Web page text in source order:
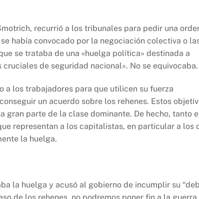
recurrió a los tribunales para pedir una
había convocado por la negociación colectiva o
se trataba de una «huelga política» destinada a
de seguridad nacional». No se equivocaba.
a los trabajadores para que utilicen su fuerza
un acuerdo sobre los rehenes. Estos
gran parte de la clase dominante. De hecho, tanto
representan a los capitalistas, en particular a los
la huelga.
la huelga y acusó al gobierno de incumplir su